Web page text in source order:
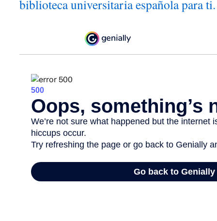
biblioteca universitaria española para ti.